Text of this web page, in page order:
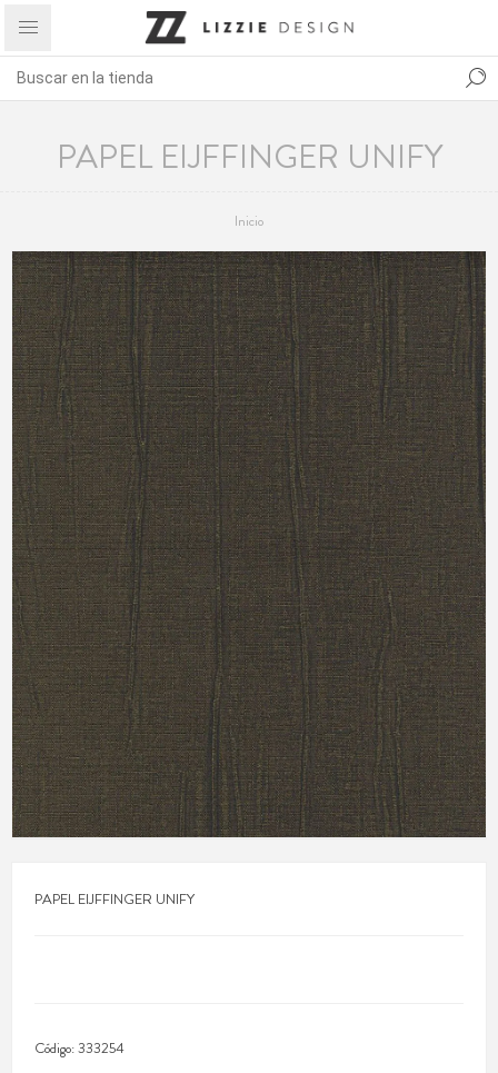
PAPEL EIJFFINGER UNIFY
Inicio
PAPEL EIJFFINGER UNIFY
Código:333254